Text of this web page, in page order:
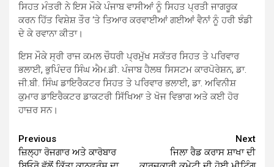
ਸਿਹਤ ਮੰਤਰੀ ਨੇ ਇਸ ਮੌਕੇ ਪੰਜਾਬ ਵਾਸੀਆਂ ਨੂੰ ਸਿਹਤ ਪ੍ਰਤੀ ਜਾਗਰੂਕ
ਕਰਨ ਹਿੱਤ ਵਿਸ਼ੇਸ਼ ਤੌਰ ‘ਤੇ ਤਿਆਰ ਕਰਵਾਈਆਂ ਗਈਆਂ ਵੈਨਾਂ ਨੂੰ ਹਰੀ ਝੰਡੀ
ਦੇ ਕੇ ਰਵਾਨਾ ਕੀਤਾ।
ਇਸ ਮੌਕੇ ਸ੍ਰੀ ਰਾਜ ਕਮਲ ਚੌਧਰੀ ਪ੍ਰਮੁੱਖ ਸਕੱਤਰ ਸਿਹਤ ਤੇ ਪਰਿਵਾਰ
ਭਲਾਈ, ਭੁਪਿੰਦਰ ਸਿੰਘ ਐਮ.ਡੀ. ਪੰਜਾਬ ਹੈਲਥ ਸਿਸਟਮ ਕਾਰਪੋਰੇਸ਼ਨ, ਡਾ.
ਜੀ.ਬੀ. ਸਿੰਘ ਡਾਇਰੈਕਟਰ ਸਿਹਤ ਤੇ ਪਰਿਵਾਰ ਭਲਾਈ, ਡਾ. ਅਵਿਨੀਸ਼
ਕੁਮਾਰ ਡਾਇਰੈਕਟਰ ਡਾਕਟਰੀ ਸਿੱਖਿਆ ਤੇ ਖੋਜ ਵਿਭਾਗ ਅਤੇ ਕਈ ਹੋਰ
ਹਾਜ਼ਰ ਸਨ।
Continue
Reading
Previous
ਜ਼ਿਲ੍ਹਾ ਰੋਜਗਾਰ ਅਤੇ ਕਾਰੋਬਾਰ
Next
ਜਿਲਾ ਰੈਡ ਕਰਾਸ ਸ਼ਾਖਾ ਦੀ